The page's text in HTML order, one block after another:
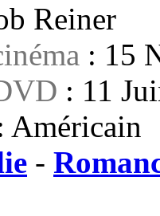
Reiner
: 15
: 11
Américain
-